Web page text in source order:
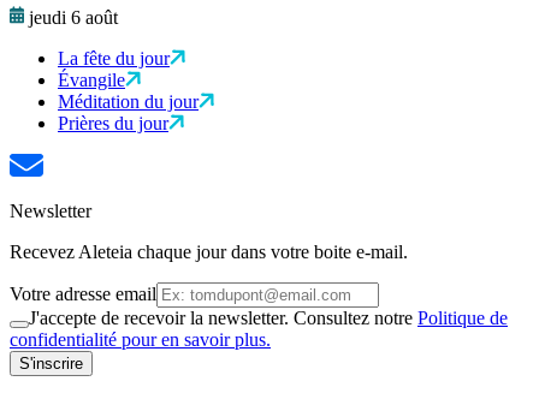
jeudi 6 août
La fête du jour
Évangile
Méditation du jour
Prières du jour
Newsletter
Recevez Aleteia chaque jour dans votre boite e-mail.
Votre adresse email
J'accepte de recevoir la newsletter. Consultez notre Politique de
confidentialité pour en savoir plus.
S'inscrire